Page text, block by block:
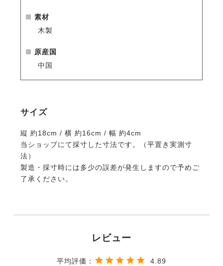
素材
木製
原産国
中国
サイズ
縦 約18cm / 横 約16cm / 幅 約4cm
当ショップにて採寸した寸法です。（平置き実測寸
法）
製造・採寸時には多少の誤差が発生しますので予めご
了承ください。
4.89